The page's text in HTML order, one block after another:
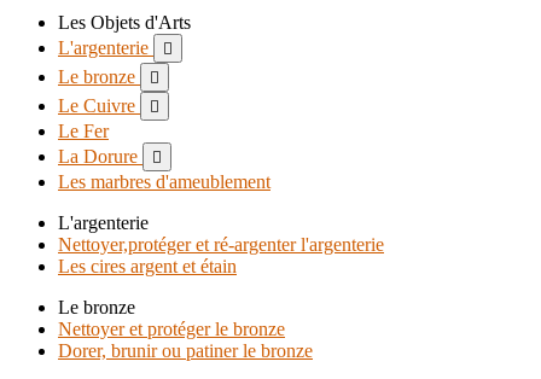
Les Objets d'Arts
L'argenterie

Le bronze 
Le Cuivre 
Le Fer
La Dorure

Les marbres d'ameublement
L'argenterie
Nettoyer,protéger et ré-argenter l'argenterie
Les cires argent et étain
Le bronze
Nettoyer et protéger le bronze
Dorer, brunir ou patiner le bronze